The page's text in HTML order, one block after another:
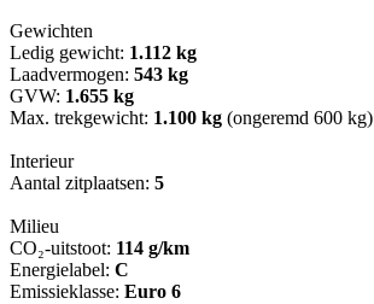
Gewichten
Ledig gewicht: 1.112 kg
Laadvermogen: 543 kg
GVW: 1.655 kg
Max. trekgewicht: 1.100 kg (ongeremd 600 kg)
Interieur
Aantal zitplaatsen: 5
Milieu
CO₂-uitstoot: 114 g/km
Energielabel: C
Emissieklasse: Euro 6